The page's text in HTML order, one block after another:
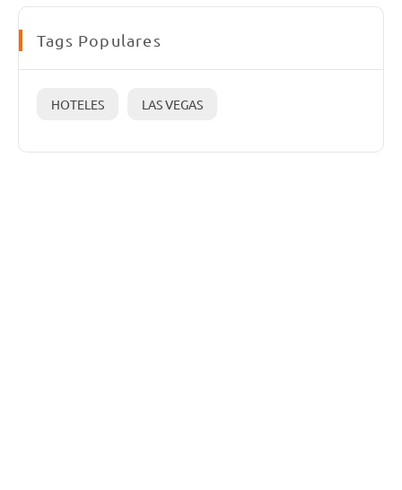
Tags Populares
HOTELES LAS VEGAS